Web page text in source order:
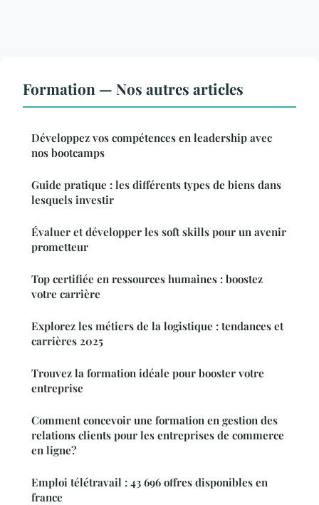
Formation — Nos autres articles
Développez vos compétences en leadership avec
nos bootcamps
Guide pratique : les différents types de biens dans
lesquels investir
Évaluer et développer les soft skills pour un avenir
prometteur
Top certifiée en ressources humaines : boostez
votre carrière
Explorez les métiers de la logistique : tendances et
carrières 2025
Trouvez la formation idéale pour booster votre
entreprise
Comment concevoir une formation en gestion des
relations clients pour les entreprises de commerce
en ligne?
Emploi télétravail : 43 696 offres disponibles en
france